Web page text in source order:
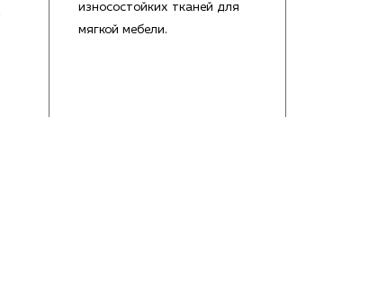
износостойких тканей для
мягкой мебели.